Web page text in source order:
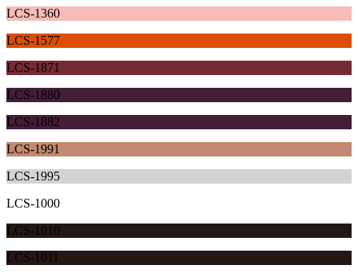
LCS-1360
LCS-1577
LCS-1871
LCS-1880
LCS-1882
LCS-1991
LCS-1995
LCS-1000
LCS-1010
LCS-1011